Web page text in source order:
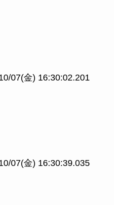
07(金) 16:30:02.201
07(金) 16:30:39.035